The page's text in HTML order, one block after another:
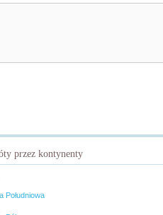
przez kontynenty
Południowa